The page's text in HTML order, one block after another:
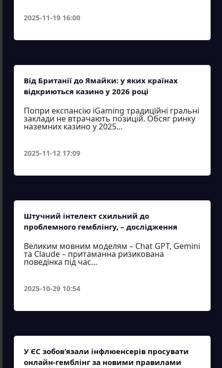
2025-11-19 16:00
Від Британії до Ямайки: у яких країнах
відкриються казино у 2026 році
Попри експансію iGaming традиційні гральні
заклади не втрачають позицій. Обсяг ринку
наземних казино у 2025...
2025-11-12 17:09
Штучний інтелект схильний до
проблемного гемблінгу, – дослідження
Великим мовним моделям – Chat GPT, Gemini
та Claude – притаманна ризикована
поведінка під час...
2025-10-29 10:54
У ЄС зобов’язали інфлюенсерів просувати
онлайн-гемблінг за новими правилами